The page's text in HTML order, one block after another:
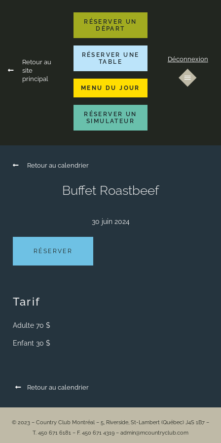
Retour au
site
principal
RÉSERVER UN
DÉPART
RÉSERVER UNE
TABLE
MENU DU JOUR
RÉSERVER UN
SIMULATEUR
Déconnexion
Retour au calendrier
Buffet Roastbeef
30 juin 2024
RÉSERVER
Tarif
Adulte 70 $
Enfant 30 $
Retour au calendrier
© 2023 – Country Club Montréal – 5, Riverside, St-Lambert (Québec) J4S 1B7 –
T. 450 671 6181 – F. 450 671 4319 – admin@mcountryclub.com